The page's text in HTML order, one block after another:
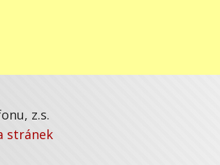
z.s.
stránek